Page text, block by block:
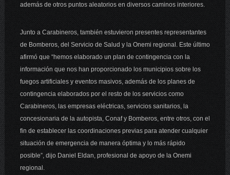
además de otros puntos aleatorios en diversos caminos interiores.
Junto a Carabineros, también estuvieron presentes representantes
de Bomberos, del Servicio de Salud y la Onemi regional. Este último
afirmó que “hemos elaborado un plan de contingencia con la
información que nos han proporcionado los municipios sobre los
fuegos artificiales y eventos masivos, además de los planes de
contingencia elaborados por el resto de los servicios como
Carabineros, las empresas eléctricas, servicios sanitarios, la
concesionaria de la autopista, Conaf y Bomberos, entre otros, con el
fin de establecer las coordinaciones previas para atender cualquier
situación de emergencia de manera óptima y lo más rápido
posible”, dijo Daniel Eldan, profesional de apoyo de la Onemi
regional.